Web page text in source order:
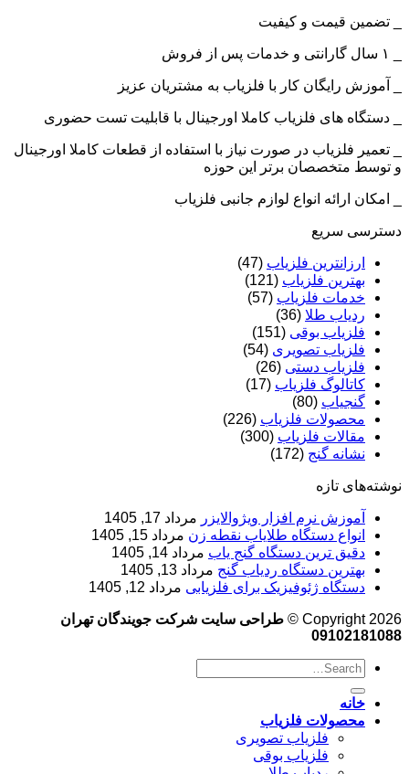
_ تضمین قیمت و کیفیت
_ آموزش رایگان کار با فلزیاب به مشتریان عزیز
_ دستگاه های فلزیاب کاملا اورجینال با قابلیت تست حضوری
_ تعمیر فلزیاب در صورت نیاز با استفاده از قطعات کاملا اورجینال
و توسط متخصصان برتر این حوزه
_ امکان ارائه انواع لوازم جانبی فلزیاب
دسترسی سریع
ارزانترین فلزیاب (47)
بهترین فلزیاب (121)
خدمات فلزیاب (57)
ردیاب طلا (36)
فلزیاب بوقی (151)
فلزیاب تصویری (54)
فلزیاب دستی (26)
کاتالوگ فلزیاب (17)
گنجیاب (80)
محصولات فلزیاب (226)
مقالات فلزیاب (300)
نشانه گنج (172)
نوشته‌های تازه
آموزش نرم‌ افزار ویژوالایزر مرداد 17, 1405
انواع دستگاه طلایاب نقطه زن مرداد 15, 1405
دقیق ترین دستگاه گنج یاب مرداد 14, 1405
بهترین دستگاه ردیاب گنج مرداد 13, 1405
دستگاه ژئوفیزیک برای فلزیابی مرداد 12, 1405
Copyright 2026 ©
طراحی سایت شرکت جویندگان تهران
09102181088
خانه
محصولات فلزیاب
فلزیاب تصویری
فلزیاب بوقی